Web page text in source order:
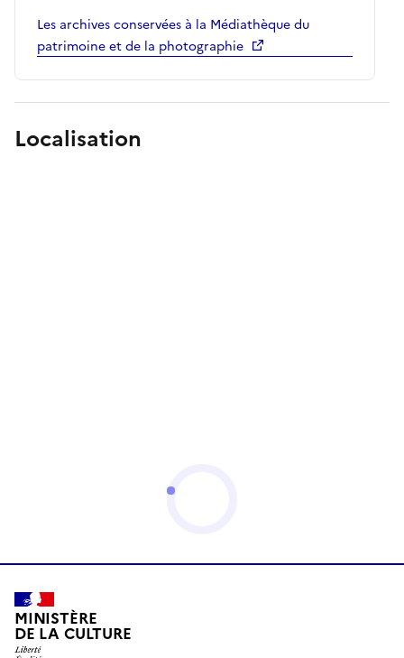
Les archives conservées à la Médiathèque du
patrimoine et de la photographie
Localisation
MINISTÈRE
DE LA CULTURE